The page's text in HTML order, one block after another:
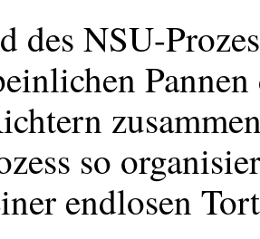
des NSU-
so
endlosen